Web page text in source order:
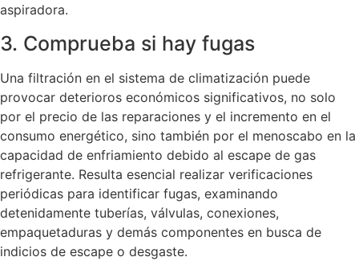
aspiradora.
3. Comprueba si hay fugas
Una filtración en el sistema de climatización puede
provocar deterioros económicos significativos, no solo
por el precio de las reparaciones y el incremento en el
consumo energético, sino también por el menoscabo en la
capacidad de enfriamiento debido al escape de gas
refrigerante. Resulta esencial realizar verificaciones
periódicas para identificar fugas, examinando
detenidamente tuberías, válvulas, conexiones,
empaquetaduras y demás componentes en busca de
indicios de escape o desgaste.